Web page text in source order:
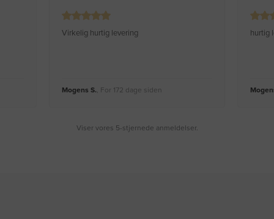
Virkelig hurtig levering
Mogens S., For 172 dage siden
hurtig
Viser vores 5-stjernede anmeldelser.